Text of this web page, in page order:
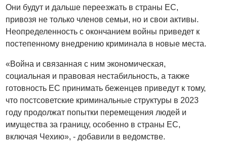
Они будут и дальше переезжать в страны ЕС,
привозя не только членов семьи, но и свои активы.
Неопределенность с окончанием войны приведет к
постепенному внедрению криминала в новые места.
«Война и связанная с ним экономическая,
социальная и правовая нестабильность, а также
готовность ЕС принимать беженцев приведут к тому,
что постсоветские криминальные структуры в 2023
году продолжат попытки перемещения людей и
имущества за границу, особенно в страны ЕС,
включая Чехию», - добавили в ведомстве.